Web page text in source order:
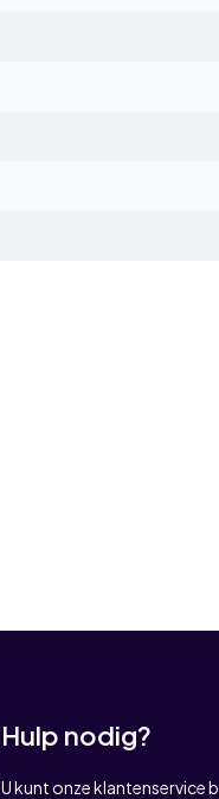
Hulp nodig?
U kunt onze klantenservice